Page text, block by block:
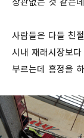
사람들은 다들 친
시내 재래시장보
부르는데 흥정을